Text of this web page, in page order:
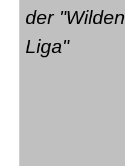
der "Wilden
Liga"